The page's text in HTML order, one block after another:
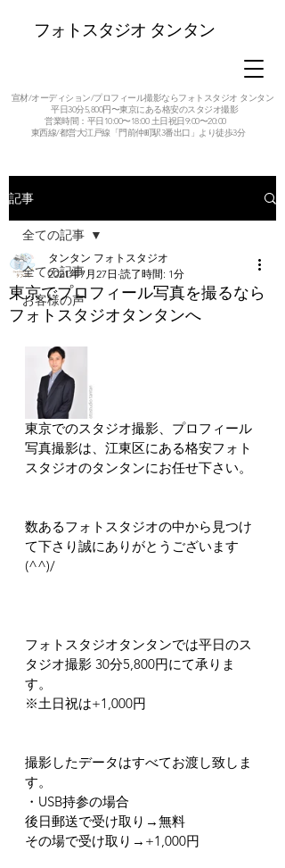
フォトスタジオ タンタン
宣材/オーディション/プロフィール撮影ならフォトスタジオ タンタン
平日30分5,800円〜東京にある格安のスタジオ撮影
営業時間：平日10:00〜18:00 土日祝日9:00〜20:00
東西線/都営大江戸線「門前仲町駅3番出口」より徒歩3分
記事
全ての記事
お客様の声
全ての記事
東京でプロフィール写真を撮るなら
フォトスタジオタンタンへ
タンタン フォトスタジオ
2021年7月27日 読了時間: 1分
東京でのスタジオ撮影、プロフィール
写真撮影は、江東区にある格安フォト
スタジオのタンタンにお任せ下さい。
数あるフォトスタジオの中から見つけ
て下さり誠にありがとうございます
(^^)/
フォトスタジオタンタンでは平日のス
タジオ撮影 30分5,800円にて承りま
す。
※土日祝は+1,000円
撮影したデータはすべてお渡し致しま
す。
・USB持参の場合
後日郵送で受け取り→無料
その場で受け取り→+1,000円